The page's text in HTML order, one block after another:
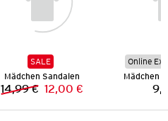
SALE
Mädchen Sandalen
Vorheriger Preis:
14,99 € Neuer Preis:
12,00 €
Online
Mädchen